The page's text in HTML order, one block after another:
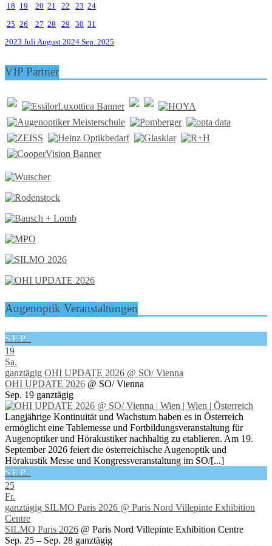
18 19 20 21 22 23 24
25 26 27 28 29 30 31
2023 Juli August 2024 Sep. 2025
VIP Partner
Augenoptik Veranstaltungen
SEP.
19
Sa.
ganztägig OHI UPDATE 2026 @ SO/ Vienna
OHI UPDATE 2026 @ SO/ Vienna
Sep. 19 ganztägig
Langjährige Kontinuität und Wachstum haben es in Österreich
ermöglicht eine Tablemesse und Fortbildungsveranstaltung für
Augenoptiker und Hörakustiker nachhaltig zu etablieren. Am 19.
September 2026 feiert die österreichische Augenoptik und
Hörakustik Messe und Kongressveranstaltung im SO/[...]
SEP.
25
Fr.
ganztägig SILMO Paris 2026 @ Paris Nord Villepinte Exhibition
Centre
SILMO Paris 2026 @ Paris Nord Villepinte Exhibition Centre
Sep. 25 – Sep. 28 ganztägig